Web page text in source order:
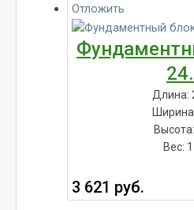
Отложить
Длина:
Вес:
3 621 руб.